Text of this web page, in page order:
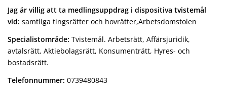
Jag är villig att ta medlingsuppdrag i dispositiva tvistemål
vid: samtliga tingsrätter och hovrätter,Arbetsdomstolen
Specialistområde: Tvistemål. Arbetsrätt, Affärsjuridik,
avtalsrätt, Aktiebolagsrätt, Konsumenträtt, Hyres- och
bostadsrätt.
Telefonnummer: 0739480843